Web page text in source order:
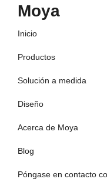
Moya
Inicio
Productos
Solución a medida
Diseño
Acerca de Moya
Blog
Póngase en contacto